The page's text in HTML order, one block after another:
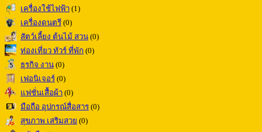
เครื่องใช้ไฟฟ้า (1)
เครื่องดนตรี (0)
สัตว์เลี้ยง ต้นไม้ สวน (0)
ท่องเที่ยว ทัวร์ ที่พัก (0)
ธุรกิจ งาน (0)
เฟอนิเจอร์ (0)
แฟชั่นเสื้อผ้า (0)
มือถือ อุปกรณ์สื่อสาร (0)
สุขภาพ เสริมสวย (0)